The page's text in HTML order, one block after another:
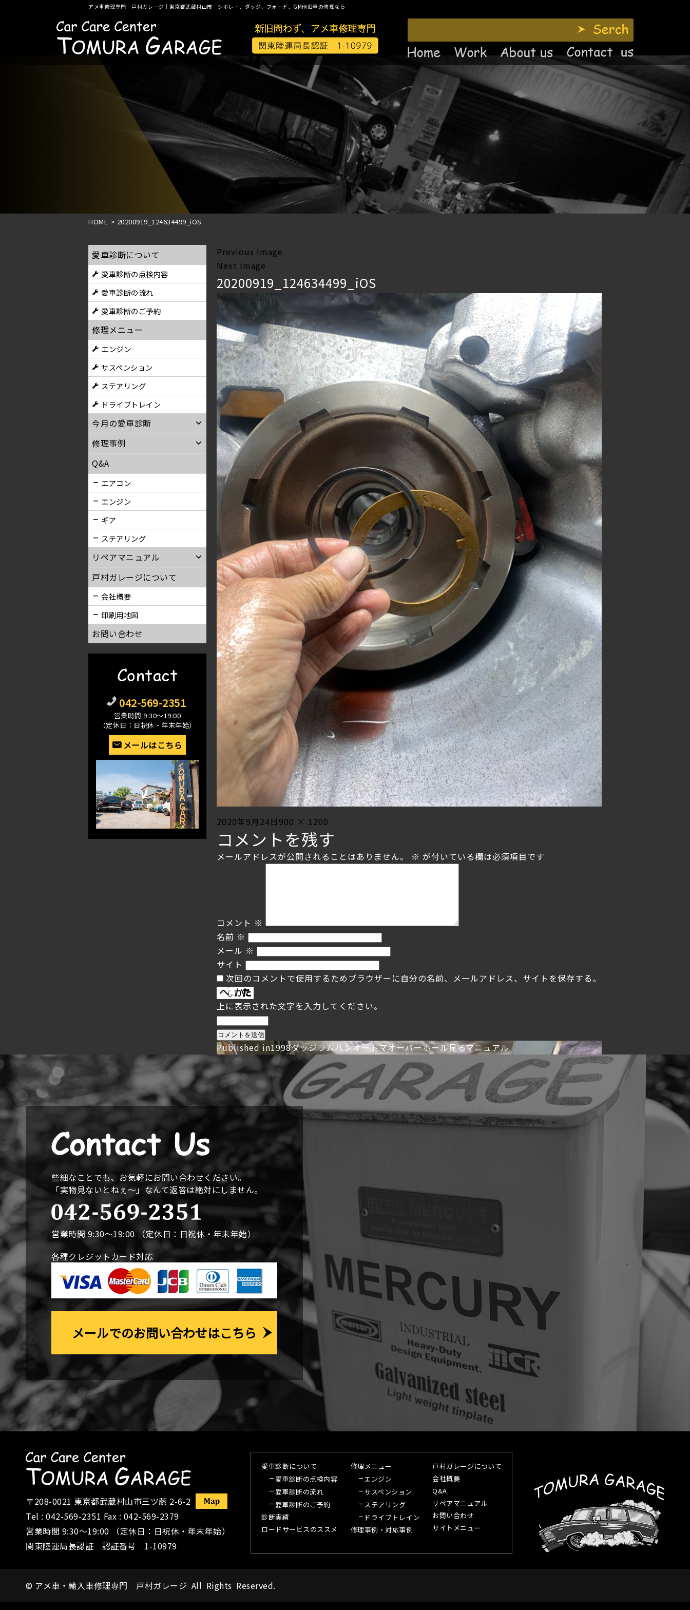
アメ車修理専門 戸村ガレージ｜東京都武蔵村山市 シボレー、ダッジ、フォード、GM他旧車の修理なら
HOME > 20200919_124634499_iOS
Previous Image
Next Image
20200919_124634499_iOS
Posted
on
2020年9月24日 Full
size
900 × 1200
コメントを残す
メールアドレスが公開されることはありません。 ※ が付いている欄は必須項目です
コメント ※
名前 ※
メール ※
サイト
次回のコメントで使用するためブラウザーに自分の名前、メールアドレス、サイトを保存する。
上に表示された文字を入力してください。
投
稿
ナ
ビ
ー
シ
ョ
ン
Published in1998ダッジラムバンオートマオーバーホール見るマニュアル
愛車診断について
愛車診断の点検内容
愛車診断の流れ
愛車診断のご予約
修理メニュー
エンジン
サスペンション
ステアリング
ドライブトレイン
今月の愛車診断
修理事例
Q&A
エアコン
エンジン
ギア
ステアリング
リペアマニュアル
戸村ガレージについて
会社概要
印刷用地図
お問い合わせ
Contact
042-569-2351
営業時間 9:30〜19:00
（定休日：日祝休・年末年始）
メールはこちら
些細なことでも、お気軽にお問い合わせください。
「実物見ないとねぇ〜」なんて返答は絶対にしません。
営業時間 9:30〜19:00 （定休日：日祝休・年末年始）
各種クレジットカード対応
メールでのお問い合わせはこちら
〒208-0021 東京都武蔵村山市三ツ藤 2-6-2
Tel : 042-569-2351 Fax : 042-569-2379
営業時間 9:30〜19:00 （定休日：日祝休・年末年始）
関東陸運局長認証 認証番号 1-10979
愛車診断について
愛車診断の点検内容
愛車診断の流れ
愛車診断のご予約
診断実績
ロードサービスのススメ
修理メニュー
エンジン
サスペンション
ステアリング
ドライブトレイン
修理事例・対応事例
戸村ガレージについて
会社概要
Q&A
リペアマニュアル
お問い合わせ
サイトメニュー
© アメ車・輸入車修理専門 戸村ガレージ All Rights Reserved.